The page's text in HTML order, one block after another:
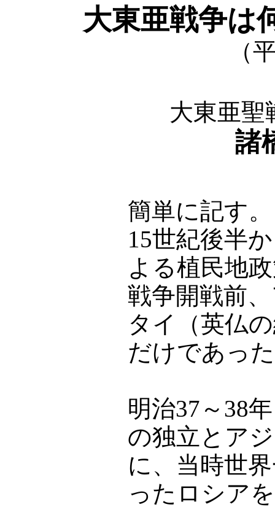
大東亜戦争は
（
大東亜聖
諸
簡単に記す。
15世紀後半
よる植民地
戦争開戦前
タイ（英仏
だけであっ
明治37～38
の独立とア
に、当時世
ったロシア